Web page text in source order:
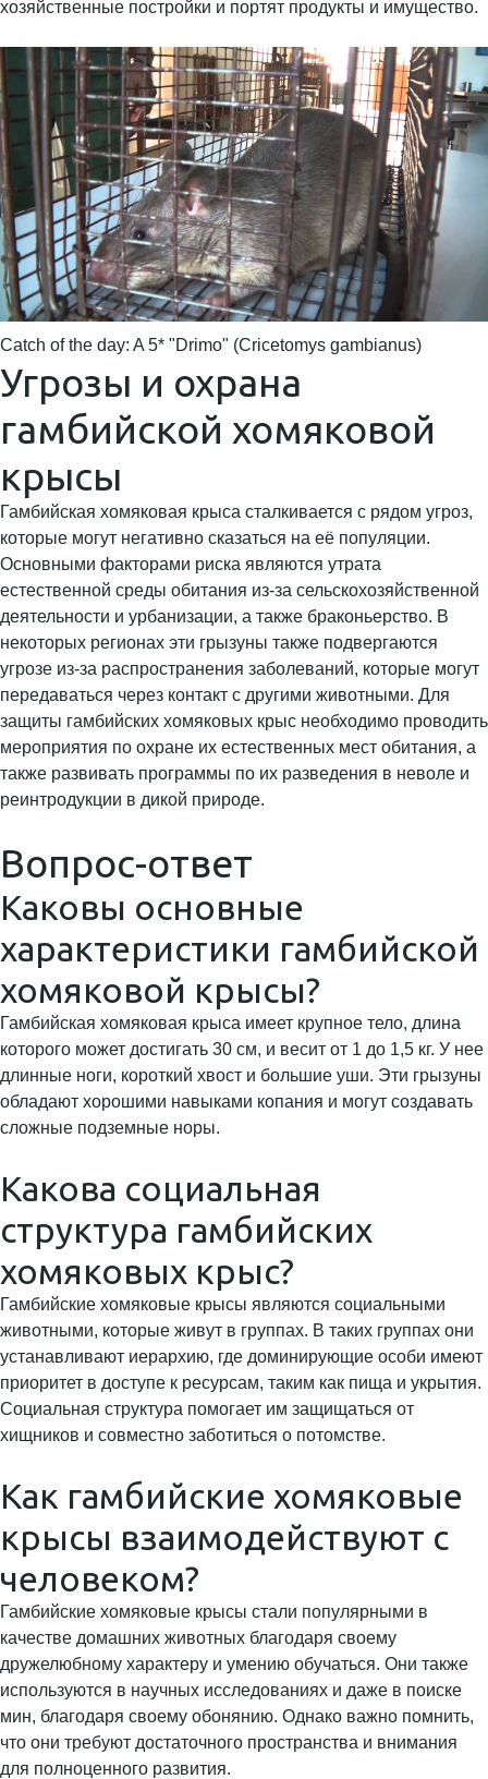
хозяйственные постройки и портят продукты и имущество.
Catch of the day: A 5* "Drimo" (Cricetomys gambianus)
Угрозы и охрана
гамбийской хомяковой
крысы
Гамбийская хомяковая крыса сталкивается с рядом угроз,
которые могут негативно сказаться на её популяции.
Основными факторами риска являются утрата
естественной среды обитания из-за сельскохозяйственной
деятельности и урбанизации, а также браконьерство. В
некоторых регионах эти грызуны также подвергаются
угрозе из-за распространения заболеваний, которые могут
передаваться через контакт с другими животными. Для
защиты гамбийских хомяковых крыс необходимо проводить
мероприятия по охране их естественных мест обитания, а
также развивать программы по их разведения в неволе и
реинтродукции в дикой природе.
Вопрос-ответ
Каковы основные
характеристики гамбийской
хомяковой крысы?
Гамбийская хомяковая крыса имеет крупное тело, длина
которого может достигать 30 см, и весит от 1 до 1,5 кг. У нее
длинные ноги, короткий хвост и большие уши. Эти грызуны
обладают хорошими навыками копания и могут создавать
сложные подземные норы.
Какова социальная
структура гамбийских
хомяковых крыс?
Гамбийские хомяковые крысы являются социальными
животными, которые живут в группах. В таких группах они
устанавливают иерархию, где доминирующие особи имеют
приоритет в доступе к ресурсам, таким как пища и укрытия.
Социальная структура помогает им защищаться от
хищников и совместно заботиться о потомстве.
Как гамбийские хомяковые
крысы взаимодействуют с
человеком?
Гамбийские хомяковые крысы стали популярными в
качестве домашних животных благодаря своему
дружелюбному характеру и умению обучаться. Они также
используются в научных исследованиях и даже в поиске
мин, благодаря своему обонянию. Однако важно помнить,
что они требуют достаточного пространства и внимания
для полноценного развития.